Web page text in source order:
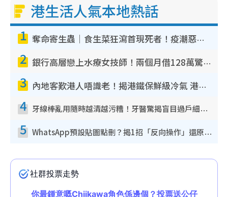
港生活人氣本地熱話
1 奪命寄生蟲｜食生菜狂瀉首現死者！疫潮惡化錄1.8萬宗病例 揭洗菜3大謬誤
2 銀行高層戀上水療女技師！兩個月借128萬驚覺「沉船」沉落火海 揭背後疑似邪教操控賣淫
3 內地客歎港人唔識老！揭港鐵保鮮級冷氣 港人求放過：咪投訴
4 牙線棒亂用隨時越清越污糟！牙醫驚揭盲目過戶細菌恐致蛀牙：呢種先係日常真保養
5 WhatsApp預設貼圖點刪？揭1招「反向操作」還原簡潔介面 附3步實測教學